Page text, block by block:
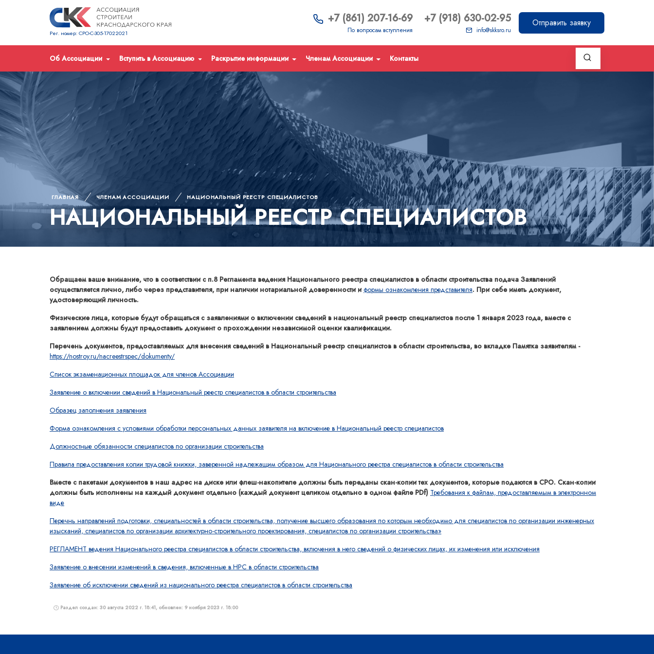
Рег. номер: СРО-С-305-17022021
+7 (861) 207-16-69
По вопросам вступления
+7 (918) 630-02-95
info@skksro.ru
Отправить заявку
Об Ассоциации Вступить в Ассоциацию Раскрытие информации Членам Ассоциации Контакты
ГЛАВНАЯ ЧЛЕНАМ АССОЦИАЦИИ НАЦИОНАЛЬНЫЙ РЕЕСТР СПЕЦИАЛИСТОВ
НАЦИОНАЛЬНЫЙ РЕЕСТР СПЕЦИАЛИСТОВ
Обращаем ваше внимание, что в соответствии с п.8 Регламента ведения Национального реестра специалистов в области строительства подача Заявлений
осуществляется лично, либо через представителя, при наличии нотариальной доверенности и формы ознакомления представителя. При себе иметь документ,
удостоверяющий личность.
Физические лица, которые будут обращаться с заявлениями о включении сведений в национальный реестр специалистов после 1 января 2023 года, вместе с
заявлением должны будут предоставить документ о прохождении независимой оценки квалификации.
Перечень документов, предоставляемых для внесения сведений в Национальный реестр специалистов в области строительства, во вкладке Памятка заявителям -
https://nostroy.ru/nacreestrspec/dokumenty/
Список экзаменационных площадок для членов Ассоциации
Заявление о включении сведений в Национальный реестр специалистов в области строительства
Образец заполнения заявления
Форма ознакомления с условиями обработки персональных данных заявителя на включение в Национальный реестр специалистов
Должностные обязанности специалистов по организации строительства
Правила предоставления копии трудовой книжки, заверенной надлежащим образом для Национального реестра специалистов в области строительства
Вместе с пакетами документов в наш адрес на диске или флеш-накопителе должны быть переданы скан-копии тех документов, которые подаются в СРО. Скан-копии
должны быть исполнены на каждый документ отдельно (каждый документ целиком отдельно в одном файле PDf) Требования к файлам, предоставляемым в электронном
виде
Перечнь направлений подготовки, специальностей в области строительства, получение высшего образования по которым необходимо для специалистов по организации инженерных
изысканий, специалистов по организации архитектурно-строительного проектирования, специалистов по организации строительства»
РЕГЛАМЕНТ ведения Национального реестра специалистов в области строительства, включения в него сведений о физических лицах, их изменения или исключения
Заявление о внесении изменений в сведения, включенные в НРС в области строительства
Заявление об исключении сведений из национального реестра специалистов в области строительства
Раздел создан: 30 августа 2022 г. 18:41, обновлен: 9 ноября 2023 г. 18:00